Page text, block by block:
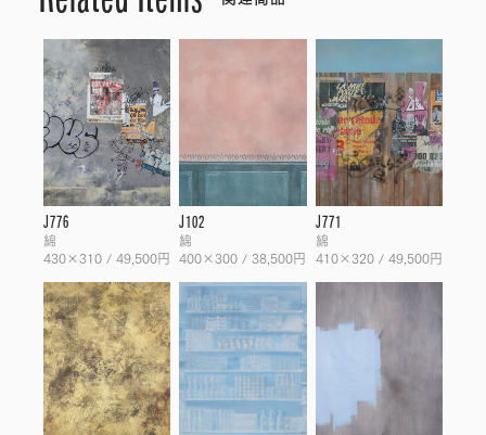
J776
綿
430×310 / 49,500円
J102
綿
400×300 / 38,500円
J771
綿
410×320 / 49,500円